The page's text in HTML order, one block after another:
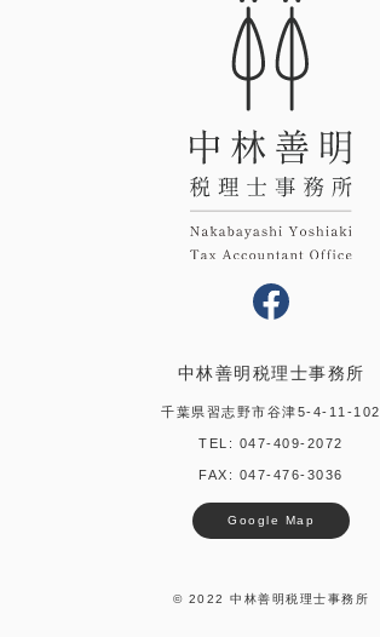
中林善明税理士事務所
千葉県習志野市谷津5-4-11-102
TEL: 047-409-2072
FAX: 047-476-3036
Google Map
© 2022 中林善明税理士事務所